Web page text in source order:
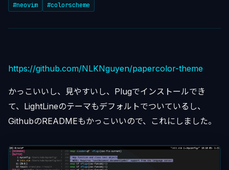
#neovim #colorscheme
https://github.com/NLKNguyen/papercolor-theme
かっこいいし、見やすいし、Plugでインストールでき
て、LightLineのテーマもデフォルトでついているし、
GithubのREADMEもかっこいいので、これにしました。